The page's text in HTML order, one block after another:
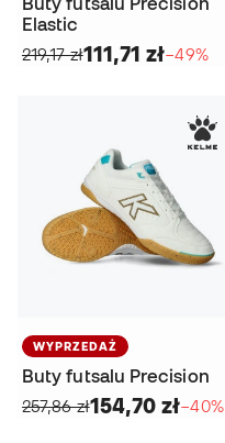
Elastic
219,17 zł111,71 zł−49%
WYPRZEDAŻ
Buty futsalu Precision
257,86 zł154,70 zł−40%